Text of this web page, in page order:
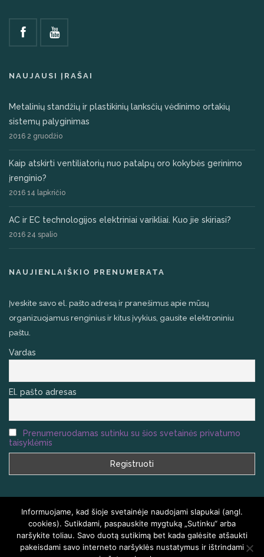
NAUJAUSI ĮRAŠAI
Metalinių standžių ir plastikinių lanksčių vėdinimo ortakių
sistemų palyginimas
2016 2 gruodžio
Kaip atskirti ventiliatorių nuo patalpų oro kokybės gerinimo
įrenginio?
2016 14 lapkričio
AC ir EC technologijos elektriniai varikliai. Kuo jie skiriasi?
2016 24 spalio
NAUJIENLAIŠKIO PRENUMERATA
Įveskite savo el. pašto adresą ir pranešimus apie mūsų
organizuojamus renginius ir kitus įvykius, gausite elektroniniu
paštu.
Vardas
El. pašto adresas
Prenumeruodamas sutinku su šios svetainės privatumo
taisyklėmis
VISOS TEISĖS SAUGOMOSHOMEAIR.LT
Informuojame, kad šioje svetainėje naudojami slapukai (angl.
cookies). Sutikdami, paspauskite mygtuką „Sutinku“ arba
naršykite toliau. Savo duotą sutikimą bet kada galėsite atšaukti
pakeisdami savo interneto naršyklės nustatymus ir ištrindami